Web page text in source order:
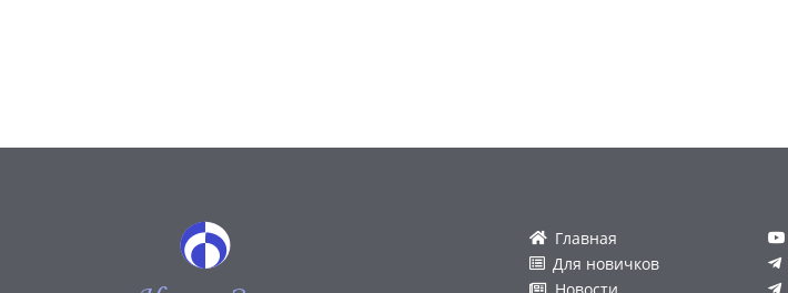
Главная
Для новичков